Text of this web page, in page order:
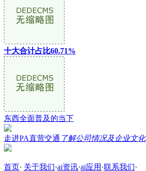
十大合计占比60.71%
东西全面普及的当下
走进PA直营交通 了解公司情况及企业文化
首页· 关于我们·ai资讯·ai应用 ·联系我们·